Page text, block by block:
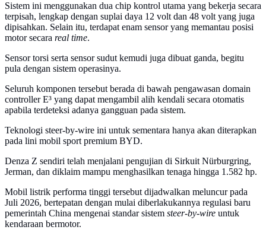
Sistem ini menggunakan dua chip kontrol utama yang bekerja secara
terpisah, lengkap dengan suplai daya 12 volt dan 48 volt yang juga
dipisahkan. Selain itu, terdapat enam sensor yang memantau posisi
motor secara real time.
Sensor torsi serta sensor sudut kemudi juga dibuat ganda, begitu
pula dengan sistem operasinya.
Seluruh komponen tersebut berada di bawah pengawasan domain
controller E³ yang dapat mengambil alih kendali secara otomatis
apabila terdeteksi adanya gangguan pada sistem.
Teknologi steer-by-wire ini untuk sementara hanya akan diterapkan
pada lini mobil sport premium BYD.
Denza Z sendiri telah menjalani pengujian di Sirkuit Nürburgring,
Jerman, dan diklaim mampu menghasilkan tenaga hingga 1.582 hp.
Mobil listrik performa tinggi tersebut dijadwalkan meluncur pada
Juli 2026, bertepatan dengan mulai diberlakukannya regulasi baru
pemerintah China mengenai standar sistem steer-by-wire untuk
kendaraan bermotor.